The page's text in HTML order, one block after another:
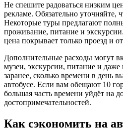
Не спешите радоваться низким
рекламе. Обязательно уточняйте,
Некоторые туры предлагают
проживание, питание и
цена покрывает только проезд и
Дополнительные расходы могут
музеи, экскурсии, питание и даже
заранее, сколько времени в день
автобусе. Если вам обещают 10
большая часть времени уйдёт на
достопримечательностей.
Как сэкономить на